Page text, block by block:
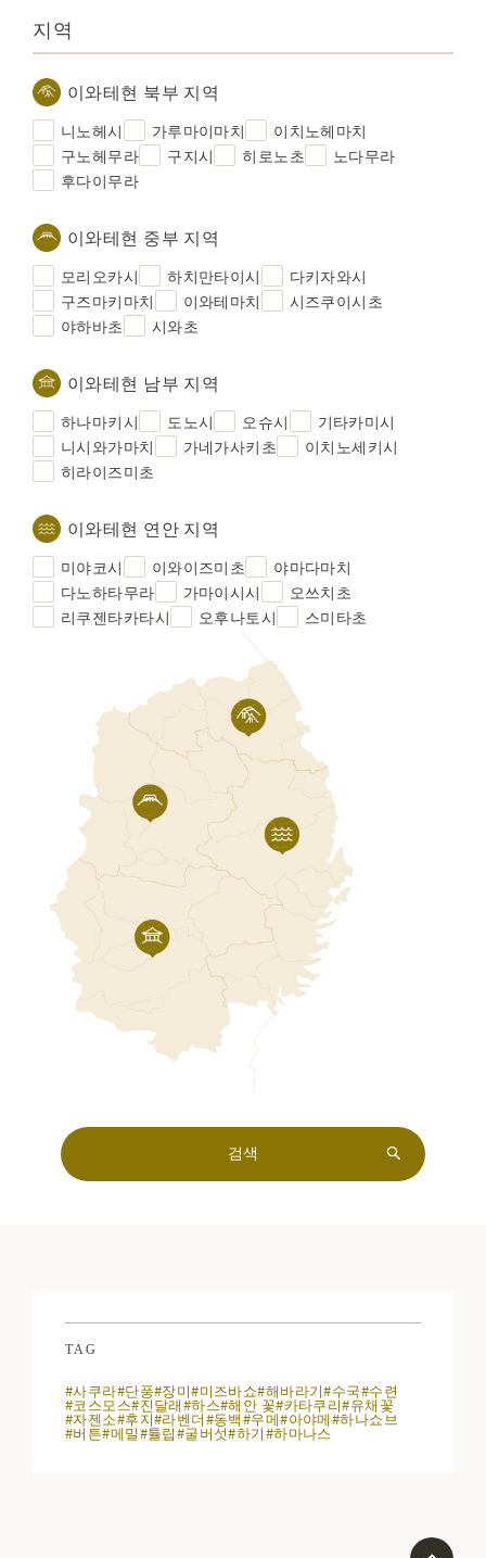
지역
이와테현 북부 지역
니노헤시 가루마이마치
이치노헤마치
구노헤무라
구지시 히로노초
노다무라
후다이무라
이와테현 중부 지역
모리오카시 하치만타이시
다키자와시
구즈마키마치
이와테마치
시즈쿠이시초
야하바초
시와초
이와테현 남부 지역
하나마키시 도노시 오슈시
기타카미시
니시와가마치
가네가사키초
이치노세키시
히라이즈미초
이와테현 연안 지역
미야코시 이와이즈미초
야마다마치
다노하타무라
가마이시시
오쓰치초
리쿠젠타카타시
오후나토시 스미타초
TAG
#사쿠라#단풍#장미#미즈바쇼#해바라기#수국#수련
#코스모스#진달래#하스#해안 꽃#카타쿠리#유채꽃
#자젠소#후지#라벤더#동백#우메#아야메#하나쇼브
#버튼#메밀#튤립#굴버섯#하기#하마나스